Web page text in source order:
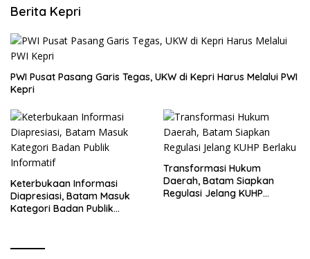
Berita Kepri
PWI Pusat Pasang Garis Tegas, UKW di Kepri Harus Melalui PWI
Kepri
Keterbukaan Informasi
Diapresiasi, Batam Masuk
Kategori Badan Publik
Transformasi Hukum
Daerah, Batam Siapkan
Regulasi Jelang KUHP